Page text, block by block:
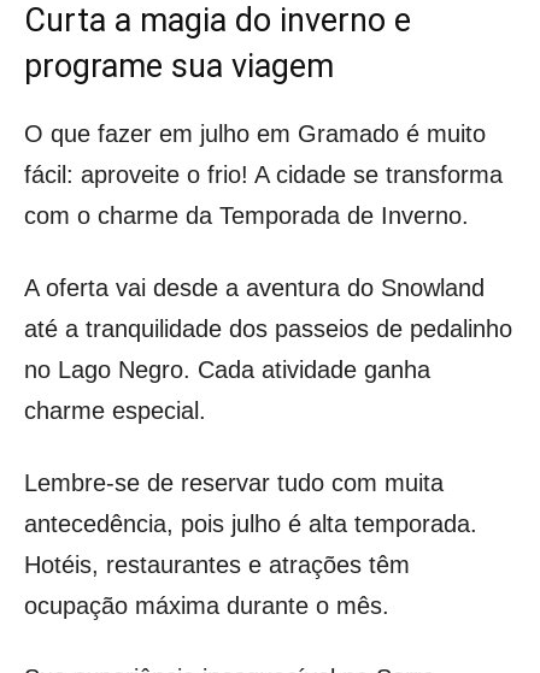
Curta a magia do inverno e
programe sua viagem
O que fazer em julho em Gramado é muito
fácil: aproveite o frio! A cidade se transforma
com o charme da Temporada de Inverno.
A oferta vai desde a aventura do Snowland
até a tranquilidade dos passeios de pedalinho
no Lago Negro. Cada atividade ganha
charme especial.
Lembre-se de reservar tudo com muita
antecedência, pois julho é alta temporada.
Hotéis, restaurantes e atrações têm
ocupação máxima durante o mês.